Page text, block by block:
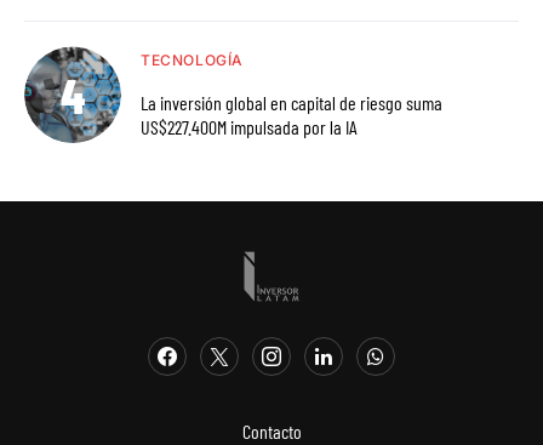
TECNOLOGÍA
La inversión global en capital de riesgo suma
US$227.400M impulsada por la IA
Contacto